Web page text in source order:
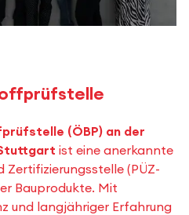
(ÖBP) an der
ist eine anerkannte
Zertifizierungsstelle (PÜZ-
Bauprodukte. Mit
und langjähriger Erfahrung